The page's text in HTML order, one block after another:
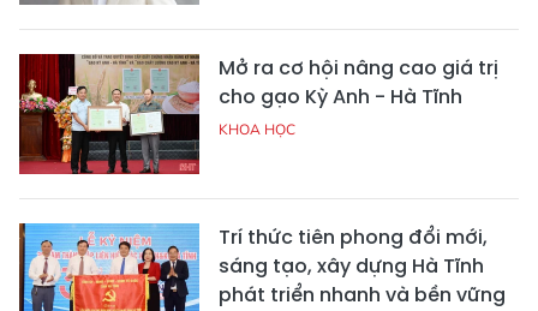
Mở ra cơ hội nâng cao giá trị
cho gạo Kỳ Anh - Hà Tĩnh
KHOA HỌC
Trí thức tiên phong đổi mới,
sáng tạo, xây dựng Hà Tĩnh
phát triển nhanh và bền vững